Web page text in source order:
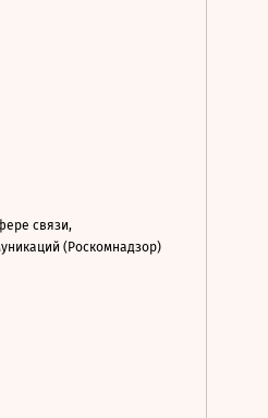
связи,
(Роскомнадзор)